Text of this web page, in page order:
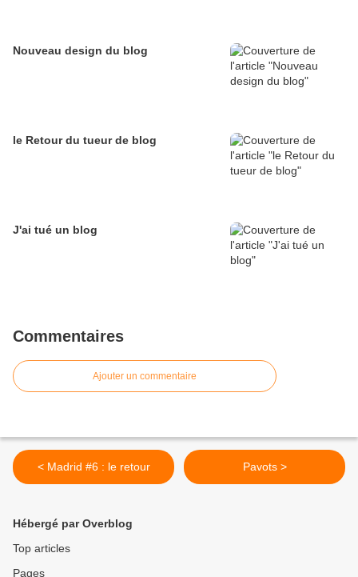
Nouveau design du blog
le Retour du tueur de blog
J'ai tué un blog
Commentaires
Ajouter un commentaire
< Madrid #6 : le retour Pavots >
Hébergé par Overblog
Top articles
Pages